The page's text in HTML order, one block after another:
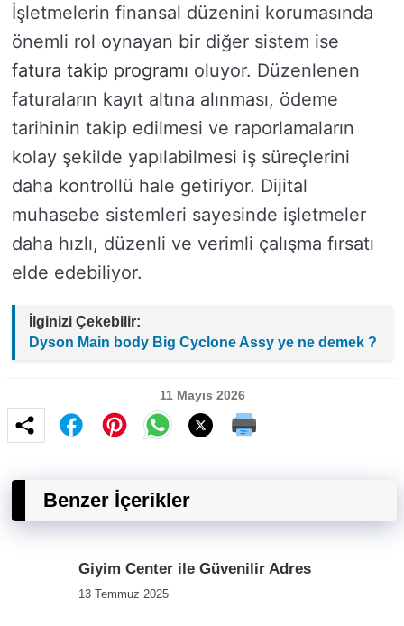
İşletmelerin finansal düzenini korumasında
önemli rol oynayan bir diğer sistem ise
fatura takip programı oluyor. Düzenlenen
faturaların kayıt altına alınması, ödeme
tarihinin takip edilmesi ve raporlamaların
kolay şekilde yapılabilmesi iş süreçlerini
daha kontrollü hale getiriyor. Dijital
muhasebe sistemleri sayesinde işletmeler
daha hızlı, düzenli ve verimli çalışma fırsatı
elde edebiliyor.
İlginizi Çekebilir:
Dyson Main body Big Cyclone Assy ye ne demek ?
11 Mayıs 2026
Benzer İçerikler
Giyim Center ile Güvenilir Adres
13 Temmuz 2025